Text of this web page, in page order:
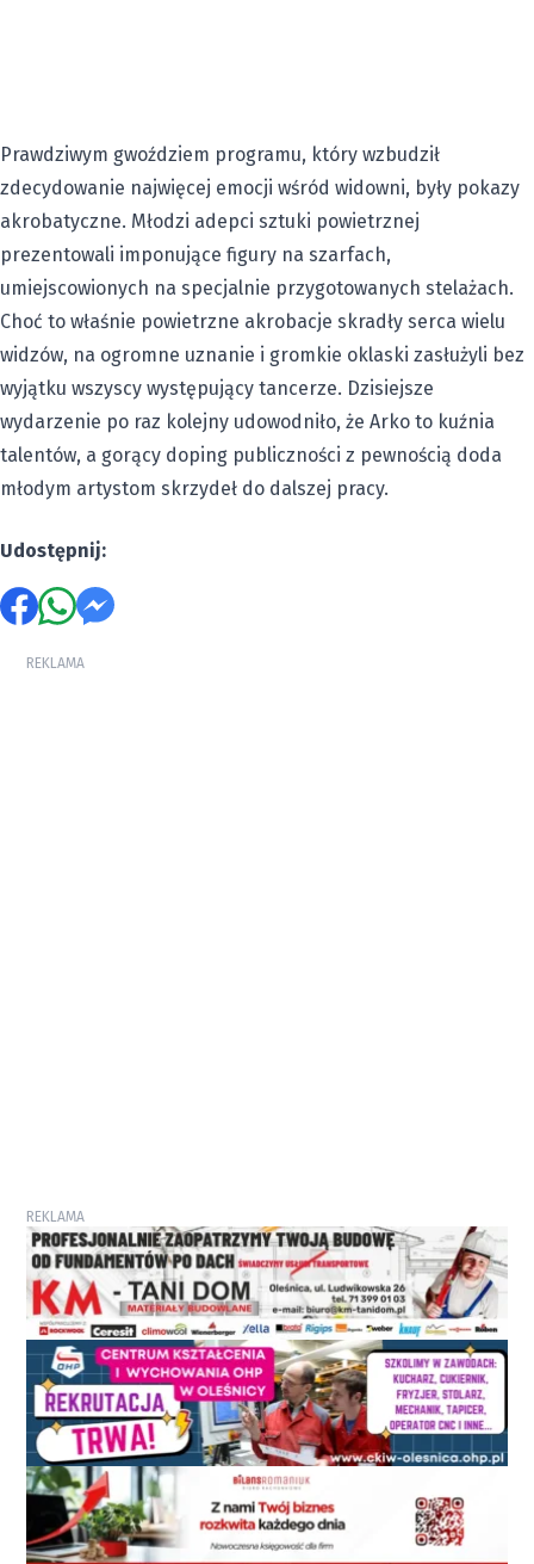
Prawdziwym gwoździem programu, który wzbudził
zdecydowanie najwięcej emocji wśród widowni, były pokazy
akrobatyczne. Młodzi adepci sztuki powietrznej
prezentowali imponujące figury na szarfach,
umiejscowionych na specjalnie przygotowanych stelażach.
Choć to właśnie powietrzne akrobacje skradły serca wielu
widzów, na ogromne uznanie i gromkie oklaski zasłużyli bez
wyjątku wszyscy występujący tancerze. Dzisiejsze
wydarzenie po raz kolejny udowodniło, że Arko to kuźnia
talentów, a gorący doping publiczności z pewnością doda
młodym artystom skrzydeł do dalszej pracy.
Udostępnij:
REKLAMA
REKLAMA